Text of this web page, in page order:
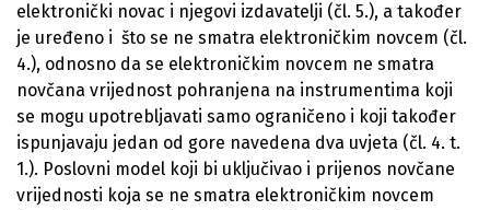
elektronički novac i njegovi izdavatelji (čl. 5.), a također
je uređeno i što se ne smatra elektroničkim novcem (čl.
4.), odnosno da se elektroničkim novcem ne smatra
novčana vrijednost pohranjena na instrumentima koji
se mogu upotrebljavati samo ograničeno i koji također
ispunjavaju jedan od gore navedena dva uvjeta (čl. 4. t.
1.). Poslovni model koji bi uključivao i prijenos novčane
vrijednosti koja se ne smatra elektroničkim novcem